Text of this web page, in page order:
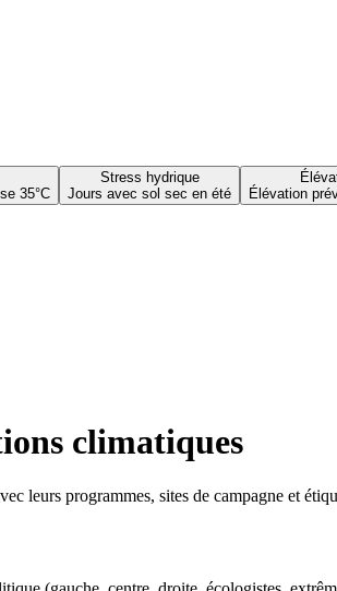
35°C
Stress hydrique
Jours avec sol sec en été
Élévation
climatiques
leurs programmes, sites de campagne et